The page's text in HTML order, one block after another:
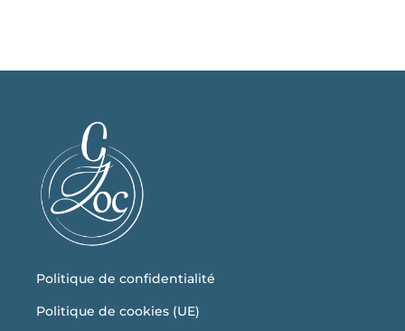
Politique de confidentialité
Politique de cookies (UE)